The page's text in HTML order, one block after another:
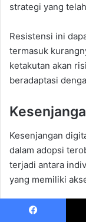
strategi yang
Resistensi ini
termasuk
ketakutan akan
beradaptasi
Kesenjangan
dalam adopsi
terjadi antara
yang memiliki
Dalam konteks